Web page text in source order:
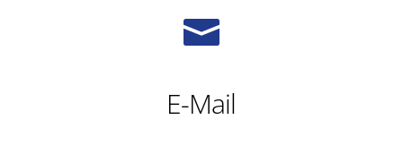

E-Mail